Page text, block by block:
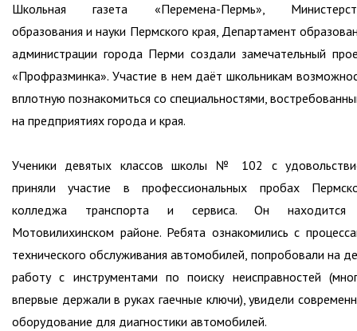
Школьная газета «Перемена-Пермь»,
образования и науки Пермского края, Департамент
администрации города Перми создали замечательный
«Профразминка». Участие в нем даёт школьникам
вплотную познакомиться со специальностями,
на предприятиях города и края.
Ученики девятых классов школы № 102 с
приняли участие в профессиональных пробах
колледжа транспорта и сервиса. Он
Мотовилихинском районе. Ребята ознакомились с
технического обслуживания автомобилей, попробовали на
работу с инструментами по поиску неисправностей
впервые держали в руках гаечные ключи), увидели
оборудование для диагностики автомобилей.